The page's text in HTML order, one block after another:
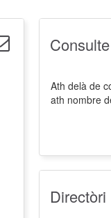
Consulte
Ath delà de
ath nombre
Directòri